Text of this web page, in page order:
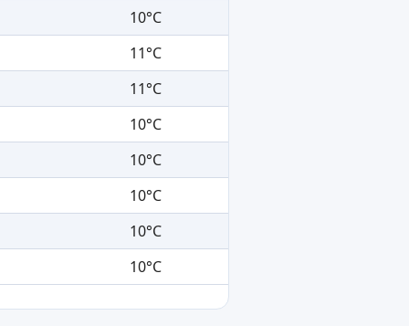
10°C
11°C
11°C
10°C
10°C
10°C
10°C
10°C